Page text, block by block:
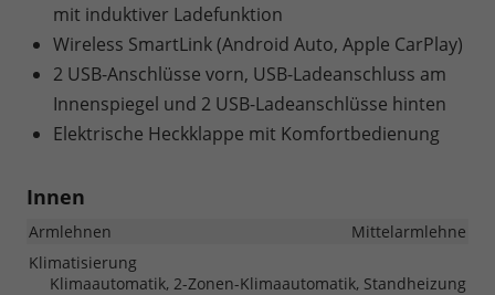
mit induktiver Ladefunktion
Wireless SmartLink (Android Auto, Apple CarPlay)
2 USB-Anschlüsse vorn, USB-Ladeanschluss am
Innenspiegel und 2 USB-Ladeanschlüsse hinten
Elektrische Heckklappe mit Komfortbedienung
Innen
Armlehnen
Mittelarmlehne
Klimatisierung
Klimaautomatik, 2-Zonen-Klimaautomatik, Standheizung